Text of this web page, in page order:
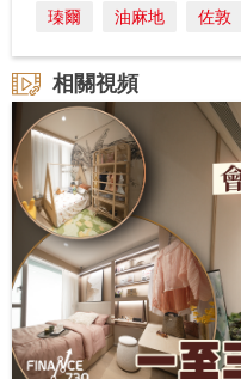
瑧爾 油麻地 佐敦
相關視頻